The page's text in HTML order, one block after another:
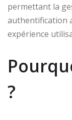
permettant la
authentification
expérience
?